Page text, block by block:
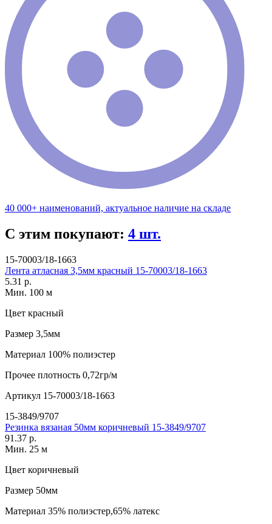
40 000+ наименований, актуальное наличие на складе
С этим покупают: 4 шт.
15-70003/18-1663
Лента атласная 3,5мм красный 15-70003/18-1663
5.31 р.
Мин. 100 м
Цвет красный
Размер 3,5мм
Материал 100% полиэстер
Прочее плотность 0,72гр/м
Артикул 15-70003/18-1663
15-3849/9707
Резинка вязаная 50мм коричневый 15-3849/9707
91.37 р.
Мин. 25 м
Цвет коричневый
Размер 50мм
Материал 35% полиэстер,65% латекс